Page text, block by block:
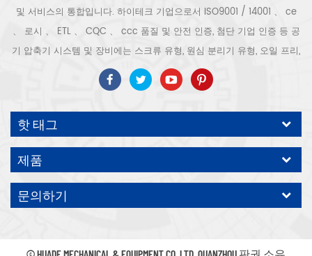
및 서비스의 통합입니다. 하이테크 기업으로서 ISO9001 / 14001 、 ce
、 로시 、 ETL 、 CQC 、 ccc 품질 및 안전 인증, 첨단 기업 인증 등 공
기 압축기 시스템 및 장비에는 스크류 유형, 원심 분리기 유형, 오일 프리,
스크롤 유형, 피스톤 유형, 건조기, 필터, 배수기, 완전한 공기 압축기 생산
라인 등이 포함됩니다. 보다 300 가지 유형의 공기 압축기 산업 전문가
우리 회사는 보다 30 년 경력 from 압력 용기, 전기 모터, 정밀 부품 가공
및 장비에 대한 최고의 부품 주조 조립. 또한 우리 회사는 영구 자석 서보
모터의 자체 핵심 프로세스를 개발하고 관련 기술 특허를 획득하여 국가
에너지 절약 및 환경 보호 기술 발전에 기여했습니다. 우리 자신의 브랜
드 공기 압축기를 기대하십시오, ODM / OEM 수락입니다.
핫 태그
제품
문의하기